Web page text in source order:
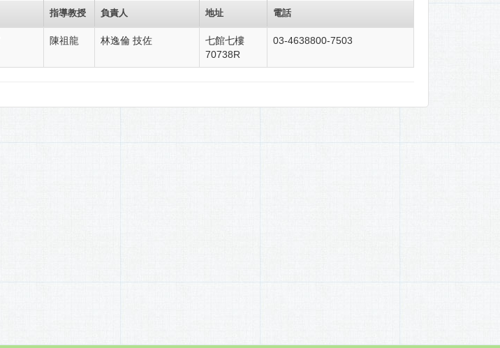
指導教授 負責人 地址 電話
陳祖龍 林逸倫 技佐
七館七樓
70738R
03-4638800-7503